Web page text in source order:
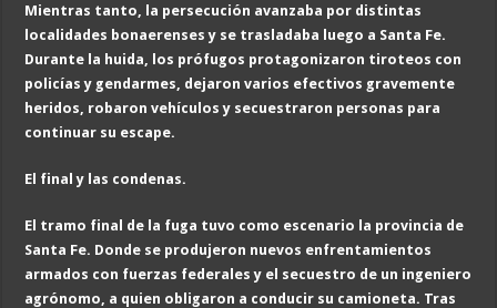
Mientras tanto, la persecución avanzaba por distintas
localidades bonaerenses y se trasladaba luego a Santa Fe.
Durante la huida, los prófugos protagonizaron tiroteos con
policías y gendarmes, dejaron varios efectivos gravemente
heridos, robaron vehículos y secuestraron personas para
continuar su escape.
El final y las condenas.
El tramo final de la fuga tuvo como escenario la provincia de
Santa Fe. Donde se produjeron nuevos enfrentamientos
armados con fuerzas federales y el secuestro de un ingeniero
agrónomo, a quien obligaron a conducir su camioneta. Tras